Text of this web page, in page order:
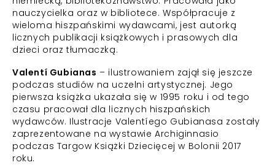
nauczycielka oraz w bibliotece. Współpracuje z
wieloma hiszpańskimi wydawcami, jest autorką
licznych publikacji książkowych i prasowych dla
dzieci oraz tłumaczką.
Valentí Gubianas – ilustrowaniem zajął się jeszcze
podczas studiów na uczelni artystycznej. Jego
pierwsza książka ukazała się w 1995 roku i od tego
czasu pracował dla licznych hiszpańskich
wydawców. Ilustracje Valentíego Gubianasa zostały
zaprezentowane na wystawie Archiginnasio
podczas Targow Książki Dziecięcej w Bolonii 2017
roku.